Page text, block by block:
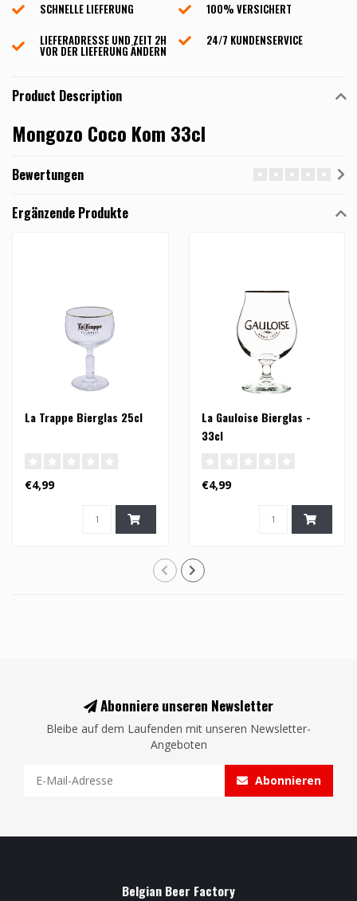
SCHNELLE LIEFERUNG
100% VERSICHERT
LIEFERADRESSE UND ZEIT 2H
VOR DER LIEFERUNG ÄNDERN
24/7 KUNDENSERVICE
Product Description
Mongozo Coco Kom 33cl
Bewertungen
Ergänzende Produkte
La Trappe Bierglas 25cl
€4,99
La Gauloise Bierglas -
33cl
€4,99
Abonniere unseren Newsletter
Bleibe auf dem Laufenden mit unseren Newsletter-
Angeboten
Abonnieren
Belgian Beer Factory